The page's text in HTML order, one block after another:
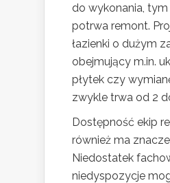
do wykonania, tym
potrwa remont.
łazienki o dużym
obejmujący m.in.
płytek czy
zwykle trwa od 2
Dostępność ekip
również ma
Niedostatek
niedyspozycje